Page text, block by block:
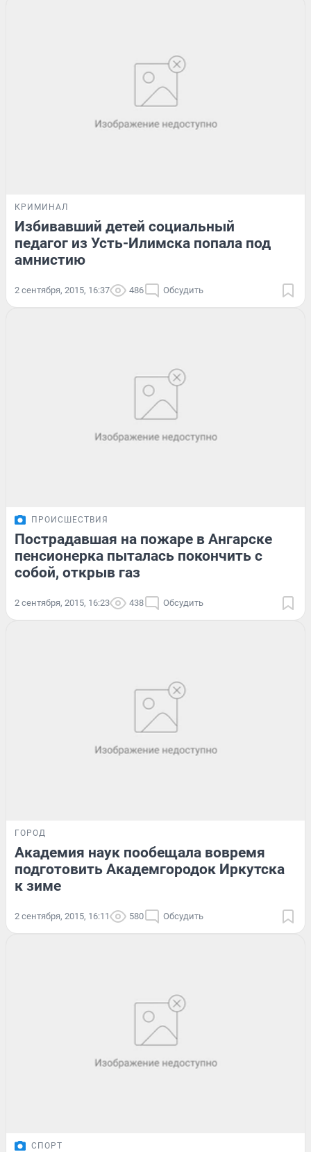
КРИМИНАЛ
Избивавший детей социальный
педагог из Усть-Илимска попала под
амнистию
2 сентября, 2015, 16:37 486 Обсудить
ПРОИСШЕСТВИЯ
Пострадавшая на пожаре в Ангарске
пенсионерка пыталась покончить с
собой, открыв газ
2 сентября, 2015, 16:23 438 Обсудить
ГОРОД
Академия наук пообещала вовремя
подготовить Академгородок Иркутска
к зиме
2 сентября, 2015, 16:11 580 Обсудить
СПОРТ